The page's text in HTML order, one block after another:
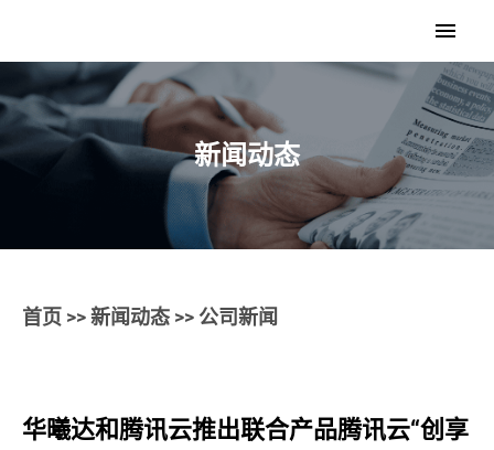
新闻动态
首页 >>新闻动态 >> 公司新闻
华曦达和腾讯云推出联合产品腾讯云“创享